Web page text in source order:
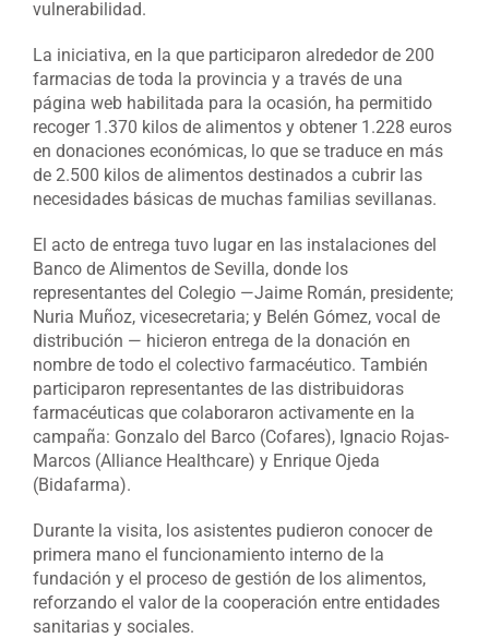
vulnerabilidad.
La iniciativa, en la que participaron alrededor de 200
farmacias de toda la provincia y a través de una
página web habilitada para la ocasión, ha permitido
recoger 1.370 kilos de alimentos y obtener 1.228 euros
en donaciones económicas, lo que se traduce en más
de 2.500 kilos de alimentos destinados a cubrir las
necesidades básicas de muchas familias sevillanas.
El acto de entrega tuvo lugar en las instalaciones del
Banco de Alimentos de Sevilla, donde los
representantes del Colegio —Jaime Román, presidente;
Nuria Muñoz, vicesecretaria; y Belén Gómez, vocal de
distribución — hicieron entrega de la donación en
nombre de todo el colectivo farmacéutico. También
participaron representantes de las distribuidoras
farmacéuticas que colaboraron activamente en la
campaña: Gonzalo del Barco (Cofares), Ignacio Rojas-
Marcos (Alliance Healthcare) y Enrique Ojeda
(Bidafarma).
Durante la visita, los asistentes pudieron conocer de
primera mano el funcionamiento interno de la
fundación y el proceso de gestión de los alimentos,
reforzando el valor de la cooperación entre entidades
sanitarias y sociales.